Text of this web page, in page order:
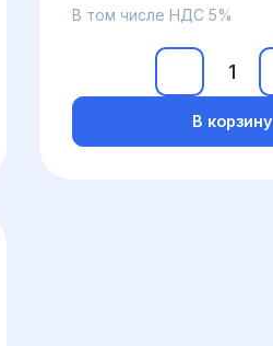
В том числе НДС 5%
В корзину